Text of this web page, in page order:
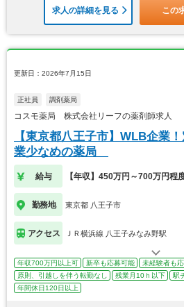
求人の詳細を見る この
更新日：2026年7月15日
正社員 調剤薬局
コスモ薬局 株式会社リーフの薬剤師求人
【東京都八王子市】WLB企業
業少なめの薬局
給与 【年収】450万円～700万円程
勤務地 東京都 八王子市
アクセス ＪＲ横浜線 八王子みなみ野駅
年収700万円以上可 新卒も応募可能
未経験者も
原則、引越しを伴う転勤なし
残業月10ｈ以下 駅
年間休日120日以上